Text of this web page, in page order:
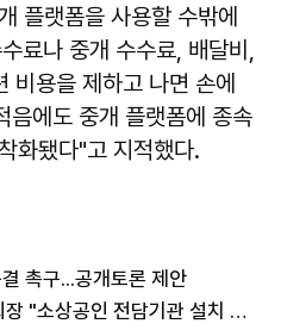
플랫폼을 사용할 수밖에
료나 중개 수수료, 배달비,
비용을 제하고 나면 손에
음에도 중개 플랫폼에 종속
화됐다"고 지적했다.
촉구...공개토론 제안
100만 폐업시대...송치영 회장 "소상공인 전담기관 설치 시급"